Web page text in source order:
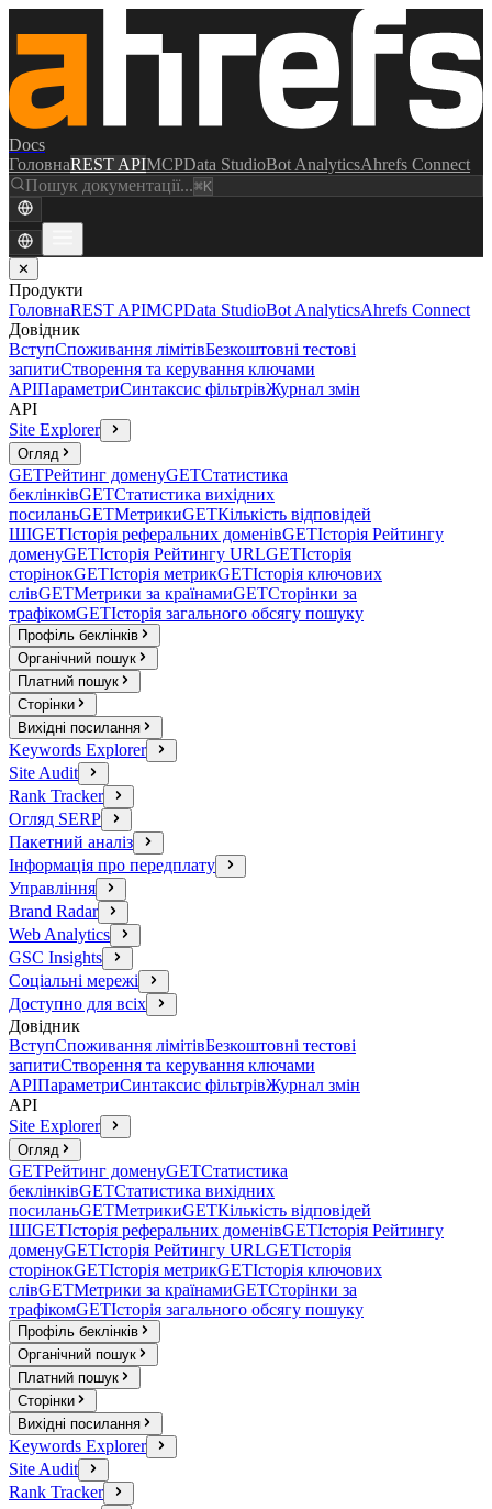
Docs
ГоловнаREST APIMCPData StudioBot AnalyticsAhrefs Connect
Пошук документації...⌘K
✕
Продукти
ГоловнаREST APIMCPData StudioBot AnalyticsAhrefs Connect
Довідник
ВступСпоживання лімітівБезкоштовні тестові
запитиСтворення та керування ключами
APIПараметриСинтаксис фільтрівЖурнал змін
API
Site Explorer
Огляд
GETРейтинг доменуGETСтатистика
беклінківGETСтатистика вихідних
посиланьGETМетрикиGETКількість відповідей
ШІGETІсторія реферальних доменівGETІсторія Рейтингу
доменуGETІсторія Рейтингу URLGETІсторія
сторінокGETІсторія метрикGETІсторія ключових
слівGETМетрики за країнамиGETСторінки за
трафікомGETІсторія загального обсягу пошуку
Профіль беклінків
Органічний пошук
Платний пошук
Сторінки
Вихідні посилання
Keywords Explorer
Site Audit
Rank Tracker
Огляд SERP
Пакетний аналіз
Інформація про передплату
Управління
Brand Radar
Web Analytics
GSC Insights
Соціальні мережі
Доступно для всіх
Довідник
ВступСпоживання лімітівБезкоштовні тестові
запитиСтворення та керування ключами
APIПараметриСинтаксис фільтрівЖурнал змін
API
Site Explorer
Огляд
GETРейтинг доменуGETСтатистика
беклінківGETСтатистика вихідних
посиланьGETМетрикиGETКількість відповідей
ШІGETІсторія реферальних доменівGETІсторія Рейтингу
доменуGETІсторія Рейтингу URLGETІсторія
сторінокGETІсторія метрикGETІсторія ключових
слівGETМетрики за країнамиGETСторінки за
трафікомGETІсторія загального обсягу пошуку
Профіль беклінків
Органічний пошук
Платний пошук
Сторінки
Вихідні посилання
Keywords Explorer
Site Audit
Rank Tracker